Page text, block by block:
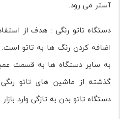
آستر می رود.
دستگاه تاتو رنگی : هدف از
اضافه کردن رنگ ها به تاتو
به سایر دستگاه ها به قسمت
گذشته از ماشین های تاتو
دستگاه تاتو بدن به تازگی وارد